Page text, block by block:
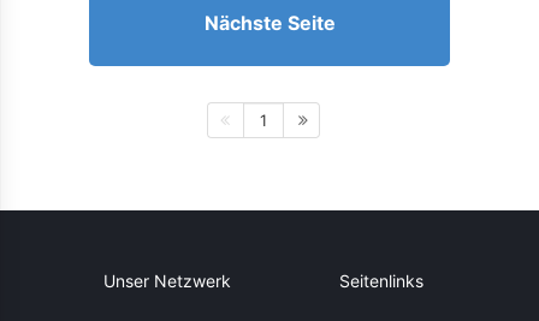
Nächste Seite
1
Unser Netzwerk Seitenlinks